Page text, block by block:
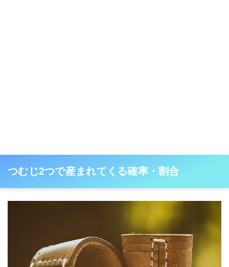
つむじ2つで産まれてくる確率・割合